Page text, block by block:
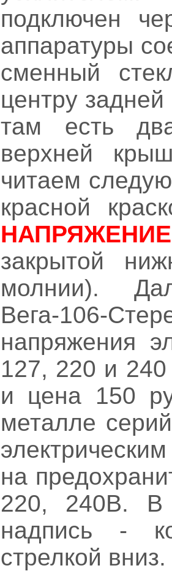
подключен
аппаратуры
сменный
центру
там есть
верхней
читаем
красной
закрытой
молнии).
Вега-106-
напряжения
127, 220 и
и цена 150
металле
на
220, 240В. В
надпись -
стрелкой